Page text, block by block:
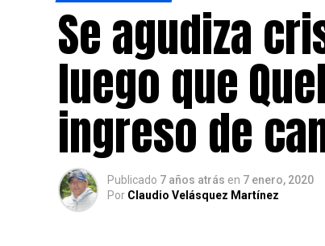
Se agudiza
luego que
ingreso de
Publicado 7 años atrás en 7 enero, 2020
Por Claudio Velásquez Martínez